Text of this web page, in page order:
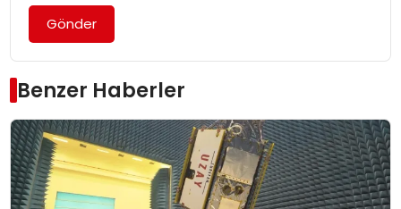
Gönder
Benzer Haberler